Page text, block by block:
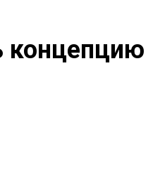
концепцию